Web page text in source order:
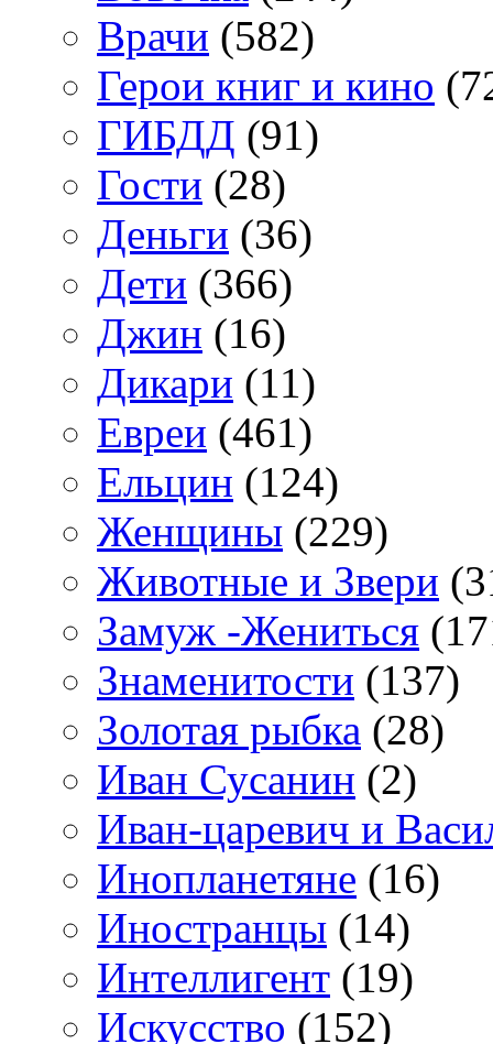
Врачи (582)
Герои книг и кино
ГИБДД (91)
Гости (28)
Деньги (36)
Дети (366)
Джин (16)
Дикари (11)
Евреи (461)
Ельцин (124)
Женщины (229)
Животные и Звери
Замуж -Жениться
Знаменитости (137)
Золотая рыбка (28)
Иван Сусанин (2)
Иван-царевич и
Инопланетяне (16)
Иностранцы (14)
Интеллигент (19)
Искусство (152)